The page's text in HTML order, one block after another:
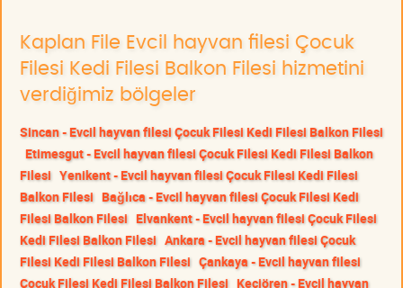
Kaplan File Evcil hayvan filesi Çocuk
Filesi Kedi Filesi Balkon Filesi hizmetini
verdiğimiz bölgeler
Sincan - Evcil hayvan filesi Çocuk Filesi Kedi Filesi Balkon Filesi
Etimesgut - Evcil hayvan filesi Çocuk Filesi Kedi Filesi Balkon
Filesi Yenikent - Evcil hayvan filesi Çocuk Filesi Kedi Filesi
Balkon Filesi Bağlıca - Evcil hayvan filesi Çocuk Filesi Kedi
Filesi Balkon Filesi Elvankent - Evcil hayvan filesi Çocuk Filesi
Kedi Filesi Balkon Filesi Ankara - Evcil hayvan filesi Çocuk
Filesi Kedi Filesi Balkon Filesi Çankaya - Evcil hayvan filesi
Çocuk Filesi Kedi Filesi Balkon Filesi Keçiören - Evcil hayvan